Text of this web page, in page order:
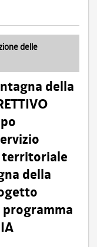
delle
della
territoriale
della
programma